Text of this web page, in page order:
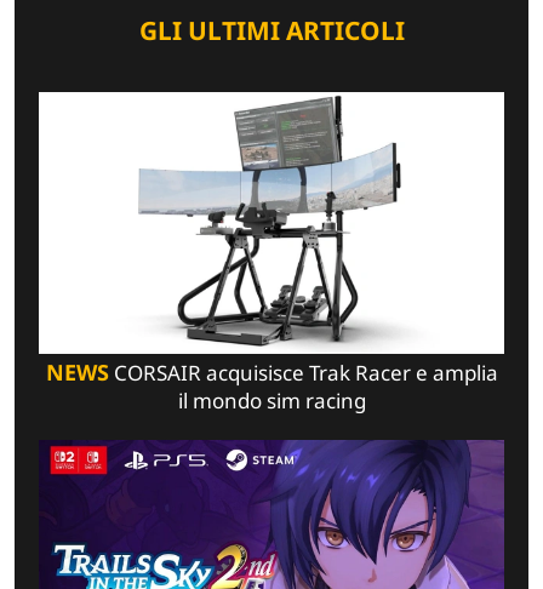
GLI ULTIMI ARTICOLI
NEWSCORSAIR acquisisce Trak Racer e amplia
il mondo sim racing